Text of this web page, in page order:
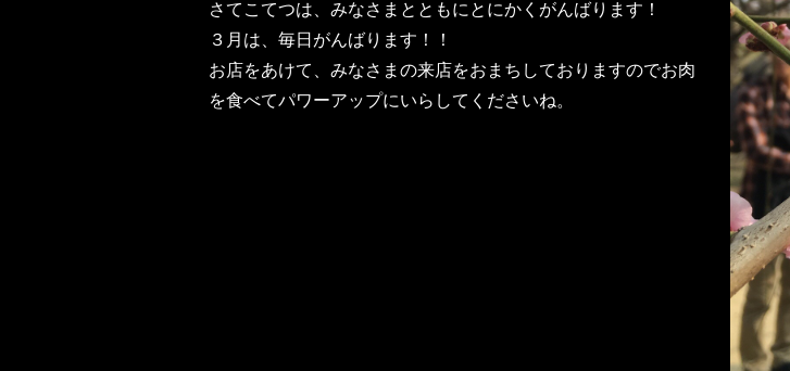
さてこてつは、みなさまとともにとにかくがんばります！
３月は、毎日がんばります！！
お店をあけて、みなさまの来店をおまちしておりますのでお肉
を食べてパワーアップにいらしてくださいね。